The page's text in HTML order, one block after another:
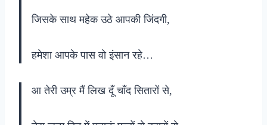
जिसके साथ महेक उठे आपकी जिंदगी,
हमेशा आपके पास वो इंसान रहे…
आ तेरी उम्र मैं लिख दूँ चाँद सितारों से,